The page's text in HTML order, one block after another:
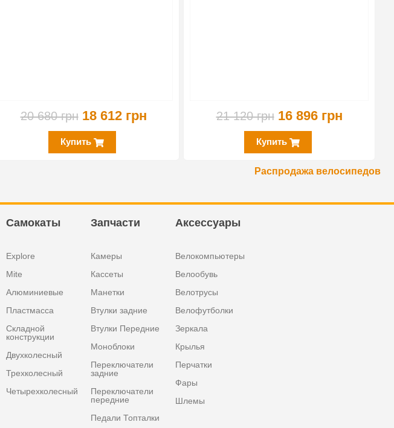
20 680 грн 18 612 грн
Купить
21 120 грн 16 896 грн
Купить
Распродажа велосипедов
Самокаты
Explore
Mite
Алюминиевые
Пластмасса
Складной
конструкции
Двухколесный
Трехколесный
Четырехколесный
Запчасти
Камеры
Кассеты
Манетки
Втулки задние
Втулки Передние
Моноблоки
Переключатели
задние
Переключатели
передние
Педали Топталки
Аксессуары
Велокомпьютеры
Велообувь
Велотрусы
Велофутболки
Зеркала
Крылья
Перчатки
Фары
Шлемы